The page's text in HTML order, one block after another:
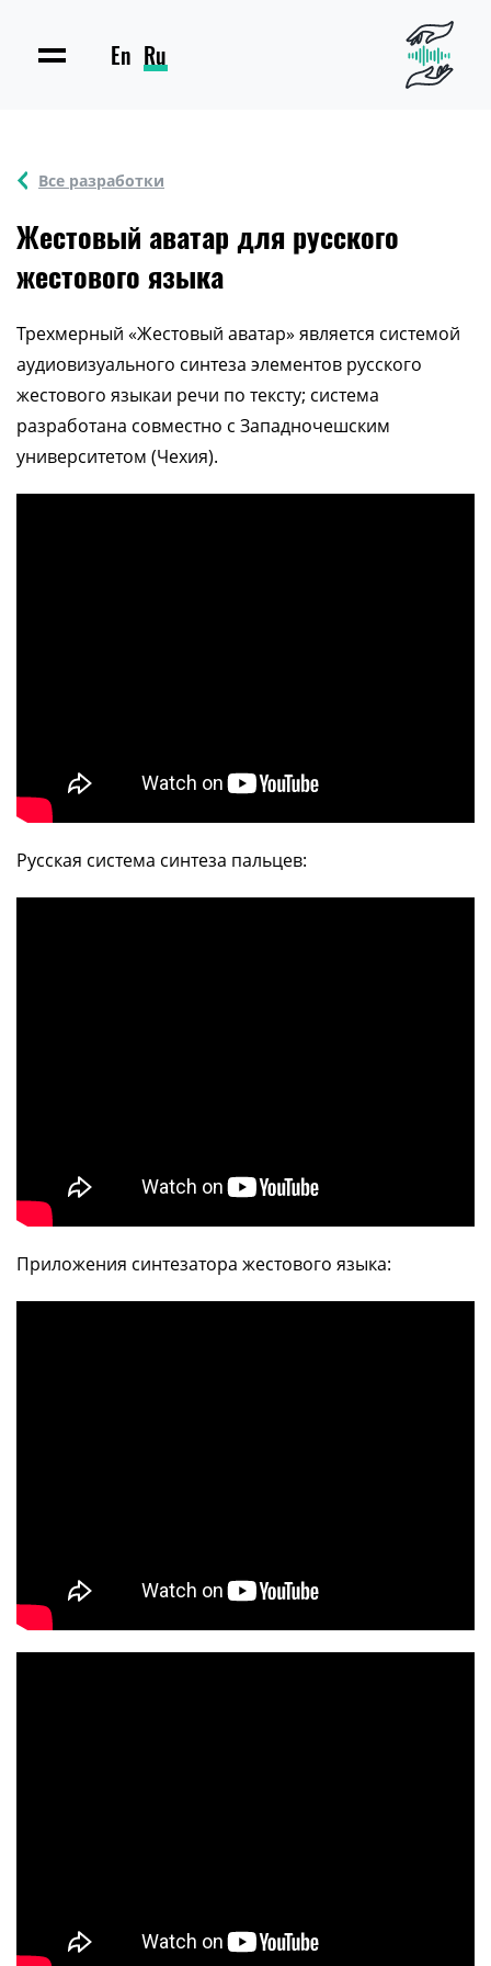
En Ru
Все разработки
Жестовый аватар для русского
жестового языка
Трехмерный «Жестовый аватар» является системой
аудиовизуального синтеза элементов русского
жестового языкаи речи по тексту; система
разработана совместно с Западночешским
университетом (Чехия).
Русская система синтеза пальцев:
Приложения синтезатора жестового языка: